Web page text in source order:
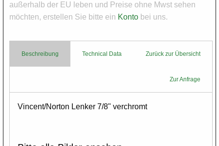
außerhalb der EU leben und Preise ohne Mwst sehen
möchten, erstellen Sie bitte ein Konto bei uns.
Beschreibung Technical Data Zurück zur Übersicht
Zur Anfrage
Body
Vincent/Norton Lenker 7/8" verchromt